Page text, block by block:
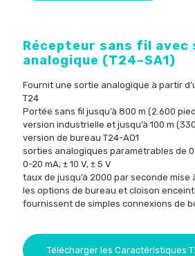
Récepteur sans fil avec
analogique (T24–SA1)
Fournit une sortie analogique à partir
T24
Portée sans fil jusqu’à 800 m (2.600
version industrielle et jusqu’à 100 m
version de bureau T24-AO1
sorties analogiques paramétrables de
0-20 mA, ± 10 V, ± 5 V
taux de jusqu’à 2000 par seconde mise
les options de bureau et cloison
fournissent de simples connexions de
Télécharger les Caractéristiques